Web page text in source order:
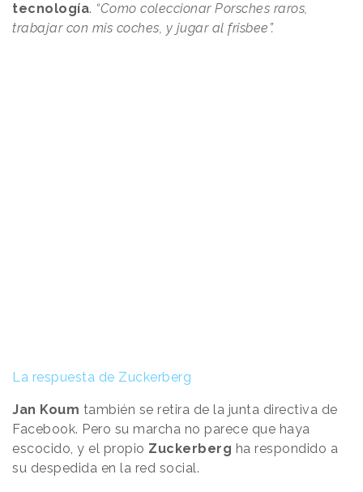
tecnología. “Como coleccionar Porsches raros,
trabajar con mis coches, y jugar al frisbee”.
La respuesta de Zuckerberg
Jan Koum también se retira de la junta directiva de
Facebook. Pero su marcha no parece que haya
escocido, y el propio Zuckerberg ha respondido a
su despedida en la red social.